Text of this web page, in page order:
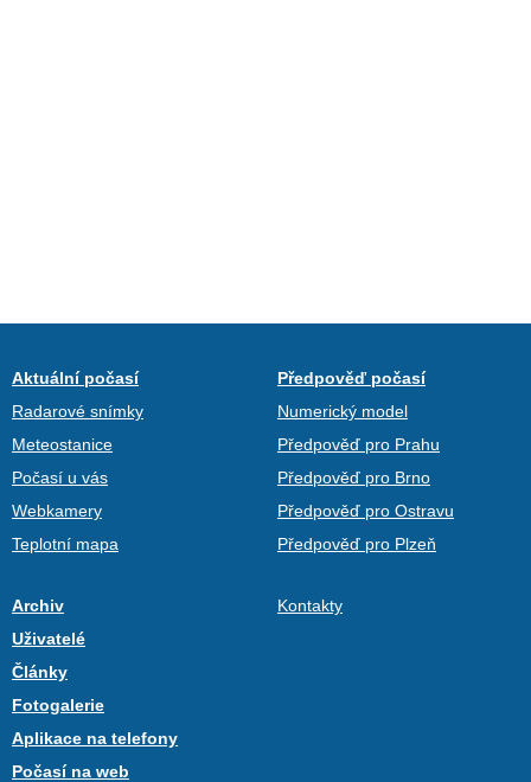
Aktuální počasí
Radarové snímky
Meteostanice
Počasí u vás
Webkamery
Teplotní mapa
Předpověď počasí
Numerický model
Předpověď pro Prahu
Předpověď pro Brno
Předpověď pro Ostravu
Předpověď pro Plzeň
Archiv
Uživatelé
Články
Fotogalerie
Aplikace na telefony
Počasí na web
Kontakty